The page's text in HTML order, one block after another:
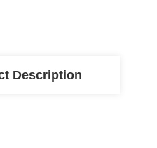
Description